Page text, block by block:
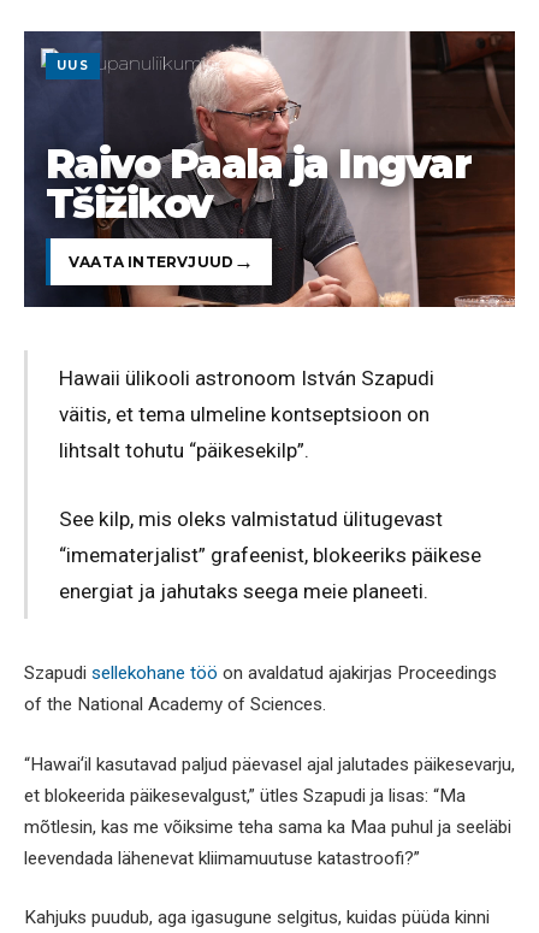
UUS
Raivo Paala ja Ingvar
Tšižikov
VAATA INTERVJUUD
Hawaii ülikooli astronoom István Szapudi
väitis, et tema ulmeline kontseptsioon on
lihtsalt tohutu “päikesekilp”.
See kilp, mis oleks valmistatud ülitugevast
“imematerjalist” grafeenist, blokeeriks päikese
energiat ja jahutaks seega meie planeeti.
Szapudi sellekohane töö on avaldatud ajakirjas Proceedings
of the National Academy of Sciences.
“Hawaiʻil kasutavad paljud päevasel ajal jalutades päikesevarju,
et blokeerida päikesevalgust,” ütles Szapudi ja lisas: “Ma
mõtlesin, kas me võiksime teha sama ka Maa puhul ja seeläbi
leevendada lähenevat kliimamuutuse katastroofi?”
Kahjuks puudub, aga igasugune selgitus, kuidas püüda kinni